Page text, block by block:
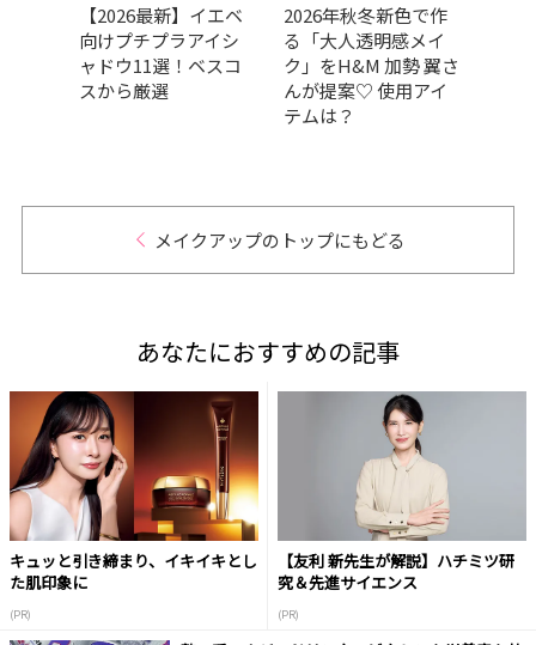
【2026最新】イエベ
向けプチプラアイシ
ャドウ11選！ベスコ
スから厳選
2026年秋冬新色で作
る「大人透明感メイ
ク」をH&M 加勢 翼さ
んが提案♡ 使用アイ
テムは？
メイクアップのトップにもどる
あなたにおすすめの記事
キュッと引き締まり、イキイキとし
た肌印象に
(PR)
【友利 新先生が解説】ハチミツ研
究＆先進サイエンス
(PR)